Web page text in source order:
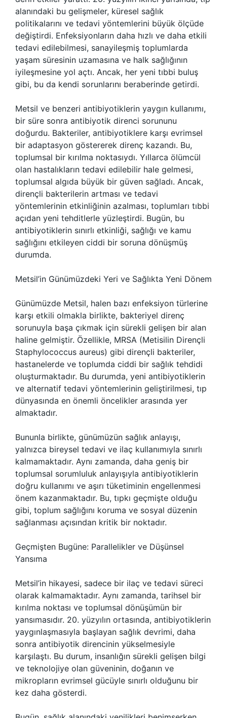
alanındaki bu gelişmeler, küresel sağlık
politikalarını ve tedavi yöntemlerini büyük ölçüde
değiştirdi. Enfeksiyonların daha hızlı ve daha etkili
tedavi edilebilmesi, sanayileşmiş toplumlarda
yaşam süresinin uzamasına ve halk sağlığının
iyileşmesine yol açtı. Ancak, her yeni tıbbi buluş
gibi, bu da kendi sorunlarını beraberinde getirdi.
Metsil ve benzeri antibiyotiklerin yaygın kullanımı,
bir süre sonra antibiyotik direnci sorununu
doğurdu. Bakteriler, antibiyotiklere karşı evrimsel
bir adaptasyon göstererek direnç kazandı. Bu,
toplumsal bir kırılma noktasıydı. Yıllarca ölümcül
olan hastalıkların tedavi edilebilir hale gelmesi,
toplumsal algıda büyük bir güven sağladı. Ancak,
dirençli bakterilerin artması ve tedavi
yöntemlerinin etkinliğinin azalması, toplumları tıbbi
açıdan yeni tehditlerle yüzleştirdi. Bugün, bu
antibiyotiklerin sınırlı etkinliği, sağlığı ve kamu
sağlığını etkileyen ciddi bir soruna dönüşmüş
durumda.
Metsil’in Günümüzdeki Yeri ve Sağlıkta Yeni Dönem
Günümüzde Metsil, halen bazı enfeksiyon türlerine
karşı etkili olmakla birlikte, bakteriyel direnç
sorunuyla başa çıkmak için sürekli gelişen bir alan
haline gelmiştir. Özellikle, MRSA (Metisilin Dirençli
Staphylococcus aureus) gibi dirençli bakteriler,
hastanelerde ve toplumda ciddi bir sağlık tehdidi
oluşturmaktadır. Bu durumda, yeni antibiyotiklerin
ve alternatif tedavi yöntemlerinin geliştirilmesi, tıp
dünyasında en önemli öncelikler arasında yer
almaktadır.
Bununla birlikte, günümüzün sağlık anlayışı,
yalnızca bireysel tedavi ve ilaç kullanımıyla sınırlı
kalmamaktadır. Aynı zamanda, daha geniş bir
toplumsal sorumluluk anlayışıyla antibiyotiklerin
doğru kullanımı ve aşırı tüketiminin engellenmesi
önem kazanmaktadır. Bu, tıpkı geçmişte olduğu
gibi, toplum sağlığını koruma ve sosyal düzenin
sağlanması açısından kritik bir noktadır.
Geçmişten Bugüne: Parallelikler ve Düşünsel
Yansıma
Metsil’in hikayesi, sadece bir ilaç ve tedavi süreci
olarak kalmamaktadır. Aynı zamanda, tarihsel bir
kırılma noktası ve toplumsal dönüşümün bir
yansımasıdır. 20. yüzyılın ortasında, antibiyotiklerin
yaygınlaşmasıyla başlayan sağlık devrimi, daha
sonra antibiyotik direncinin yükselmesiyle
karşılaştı. Bu durum, insanlığın sürekli gelişen bilgi
ve teknolojiye olan güveninin, doğanın ve
mikropların evrimsel gücüyle sınırlı olduğunu bir
kez daha gösterdi.